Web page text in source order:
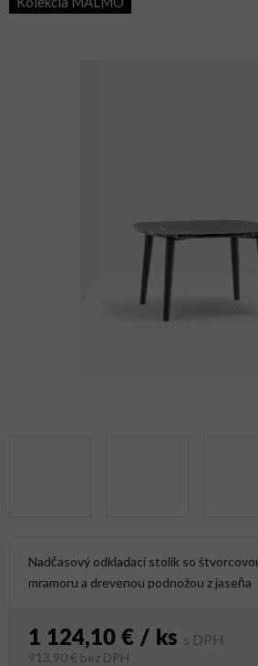
Nadčasový odkladací stolík so
mramoru a drevenou podnožou z jaseňa
1 124,10 € / ks
913,90 € bez DPH